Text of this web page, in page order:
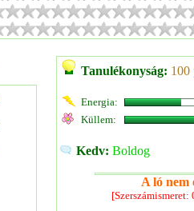
Tanulékonyság: 100
Energia:
Küllem:
Kedv: Boldog
A ló nem